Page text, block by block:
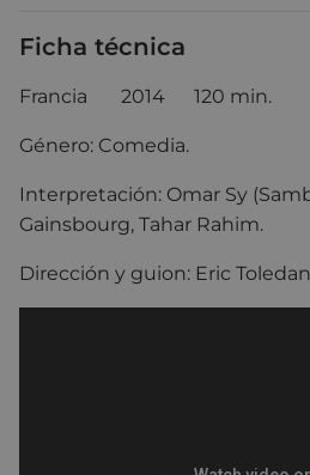
Ficha técnica
Francia 2014 120 min.
Género: Comedia.
Interpretación: Omar Sy
Gainsbourg, Tahar Rahim.
Dirección y guion: Eric